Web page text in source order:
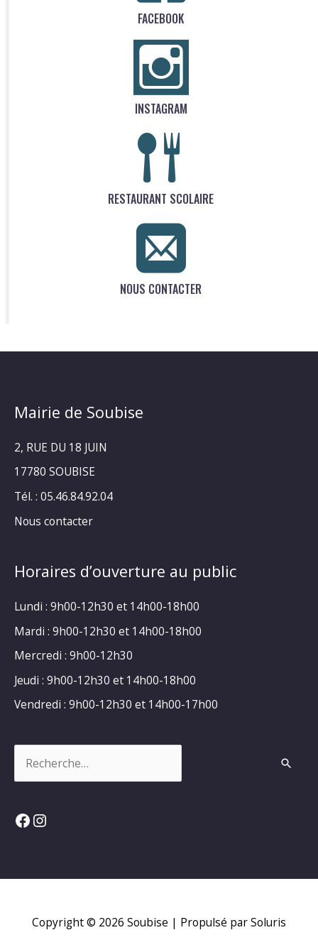
FACEBOOK
INSTAGRAM
RESTAURANT SCOLAIRE
NOUS CONTACTER
Mairie de Soubise
2, RUE DU 18 JUIN
17780 SOUBISE
Tél. : 05.46.84.92.04
Nous contacter
Horaires d’ouverture au public
Lundi : 9h00-12h30 et 14h00-18h00
Mardi : 9h00-12h30 et 14h00-18h00
Mercredi : 9h00-12h30
Jeudi : 9h00-12h30 et 14h00-18h00
Vendredi : 9h00-12h30 et 14h00-17h00
Facebook
Instagram
Copyright © 2026 Soubise | Propulsé par Soluris